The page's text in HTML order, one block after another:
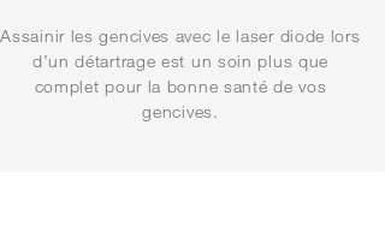
Assainir les gencives avec le laser diode lors
d’un détartrage est un soin plus que
complet pour la bonne santé de vos
gencives.